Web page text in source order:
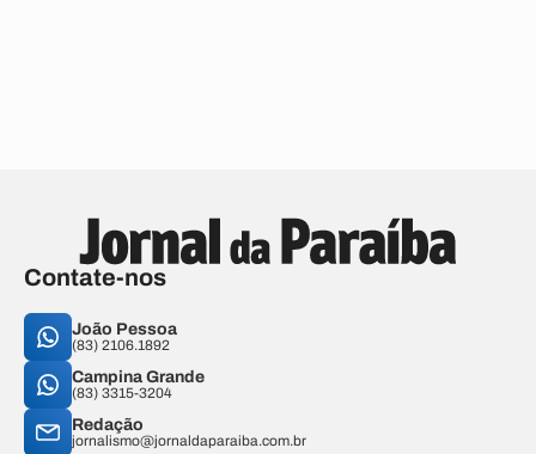
Contate-nos
João Pessoa
(83) 2106.1892
Campina Grande
(83) 3315-3204
Redação
jornalismo@jornaldaparaiba.com.br